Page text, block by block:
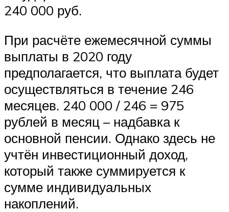
240 000 руб.
При расчёте ежемесячной суммы
выплаты в 2020 году
предполагается, что выплата будет
осуществляться в течение 246
месяцев. 240 000 / 246 = 975
рублей в месяц – надбавка к
основной пенсии. Однако здесь не
учтён инвестиционный доход,
который также суммируется к
сумме индивидуальных
накоплений.